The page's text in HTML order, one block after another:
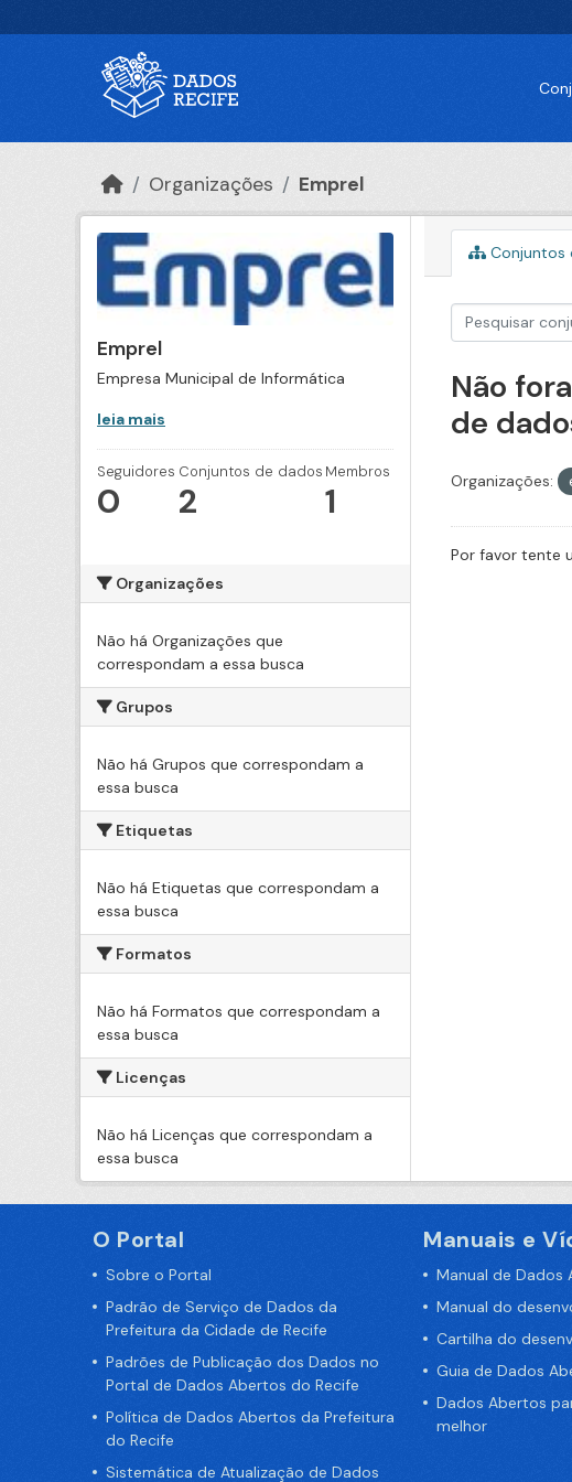
Organizações Emprel
Emprel
Empresa Municipal de Informática
leia mais
Seguidores
0
Conjuntos de dados
2
Membros
1
Organizações
Não há Organizações que
correspondam a essa busca
Grupos
Não há Grupos que correspondam a
essa busca
Etiquetas
Não há Etiquetas que correspondam a
essa busca
Formatos
Não há Formatos que correspondam a
essa busca
Licenças
Não há Licenças que correspondam a
essa busca
Conjuntos
Não
de
Organizações:
Por favor tente
O Portal
Sobre o Portal
Padrão de Serviço de Dados da
Prefeitura da Cidade de Recife
Padrões de Publicação dos Dados no
Portal de Dados Abertos do Recife
Política de Dados Abertos da Prefeitura
do Recife
Sistemática de Atualização de Dados
Manuais e
Manual de Dados
Manual do
Cartilha do
Guia de Dados
Dados Abertos
melhor